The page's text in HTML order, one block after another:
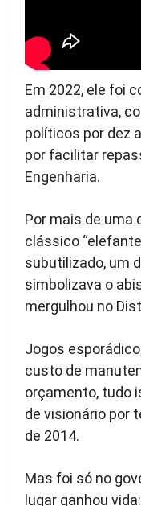
encher bolsos
Em 2022, ele foi
administrativa,
políticos por dez
por facilitar
Engenharia.
Por mais de uma
clássico
subutilizado, um
simbolizava o
mergulhou no
Jogos
custo de
orçamento, tudo
de visionário por
de 2014.
Mas foi só no
lugar ganhou